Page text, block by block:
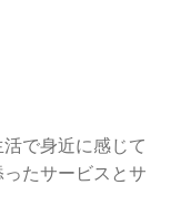
で身近に感じて
たサービスとサ